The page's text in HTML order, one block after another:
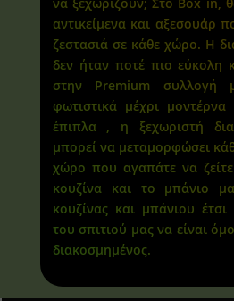
αντικείμενα και αξεσουάρ
ζεστασιά σε κάθε χώρο. Η
δεν ήταν ποτέ πιο εύκολη
στην Premium
φωτιστικά μέχρι μοντέρνα
έπιπλα , η ξεχωριστή
μπορεί να μεταμορφώσει
χώρο που αγαπάτε να
κουζίνα και το μπάνιο
κουζίνας και μπάνιου
του σπιτιού μας να είναι
διακοσμημένος.